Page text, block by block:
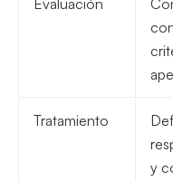
Evaluación
Tratamiento
y